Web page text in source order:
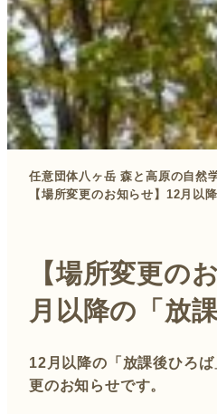
任意団体八ヶ岳 森と高原の自然
【場所変更のお知らせ】12月以
【場所変更の
月以降の「放
12月以降の「放課後ひろ
更のお知らせです。